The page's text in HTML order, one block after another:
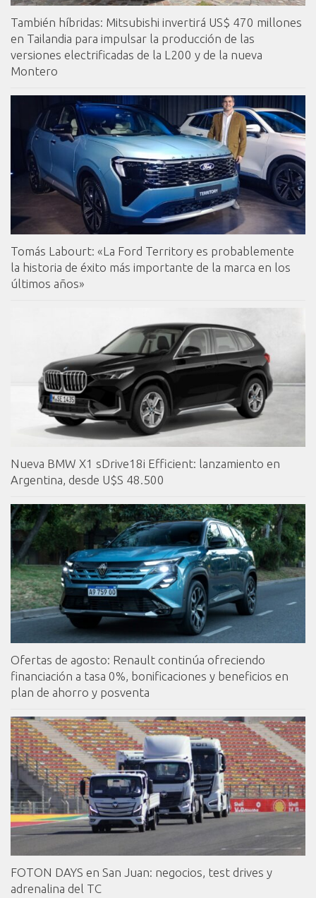
También híbridas: Mitsubishi invertirá US$ 470 millones
en Tailandia para impulsar la producción de las
versiones electrificadas de la L200 y de la nueva
Montero
Tomás Labourt: «La Ford Territory es probablemente
la historia de éxito más importante de la marca en los
últimos años»
Nueva BMW X1 sDrive18i Efficient: lanzamiento en
Argentina, desde U$S 48.500
Ofertas de agosto: Renault continúa ofreciendo
financiación a tasa 0%, bonificaciones y beneficios en
plan de ahorro y posventa
FOTON DAYS en San Juan: negocios, test drives y
adrenalina del TC